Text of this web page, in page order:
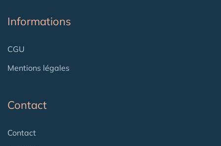
Informations
CGU
Mentions légales
Contact
Contact